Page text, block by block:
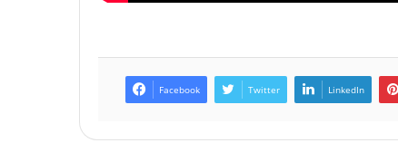
Facebook Twitter LinkedIn